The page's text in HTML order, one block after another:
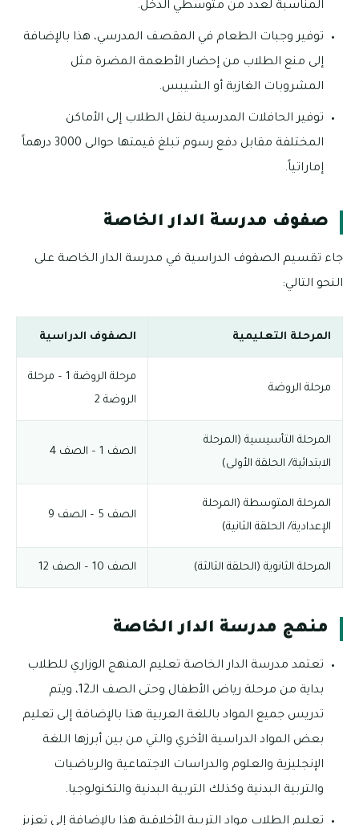
المناسبة لعدد من متوسطي الدخل.
توفير وجبات الطعام في المقصف المدرسي، هذا بالإضافة
إلى منع الطلاب من إحضار الأطعمة المضرة مثل
المشروبات الغازية أو الشيبس.
توفير الحافلات المدرسية لنقل الطلاب إلى الأماكن
المختلفة مقابل دفع رسوم تبلغ قيمتها حوالى 3000 درهماً
إماراتياً.
صفوف مدرسة الدار الخاصة
جاء تقسيم الصفوف الدراسية في مدرسة الدار الخاصة على
النحو التالي:
المرحلة التعليمية الصفوف الدراسية
مرحلة الروضة
مرحلة الروضة 1 – مرحلة
الروضة 2
المرحلة التأسيسية (المرحلة
الابتدائية/ الحلقة الأولى)
الصف 1 – الصف 4
المرحلة المتوسطة (المرحلة
الإعدادية/ الحلقة الثانية)
الصف 5 – الصف 9
المرحلة الثانوية (الحلقة الثالثة) الصف 10 – الصف 12
منهج مدرسة الدار الخاصة
تعتمد مدرسة الدار الخاصة تعليم المنهج الوزاري للطلاب
بداية من مرحلة رياض الأطفال وحتى الصف الـ12، ويتم
تدريس جميع المواد باللغة العربية هذا بالإضافة إلى تعليم
بعض المواد الدراسية الأخري والتي من بين أبرزها اللغة
الإنجليزية والعلوم والدراسات الاجتماعية والرياضيات
والتربية البدنية وكذلك التربية البدنية والتكنولوجيا.
تعليم الطلاب مواد التربية الأخلاقية هذا بالإضافة إلى تعزيز